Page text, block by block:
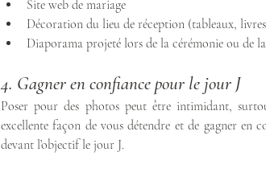
Site web de mariage
Décoration du lieu de réception (tableaux, livres
Diaporama projeté lors de la cérémonie ou de
4. Gagner en confiance pour le jour J
Poser pour des photos peut être intimidant,
excellente façon de vous détendre et de gagner en
devant l’objectif le jour J.